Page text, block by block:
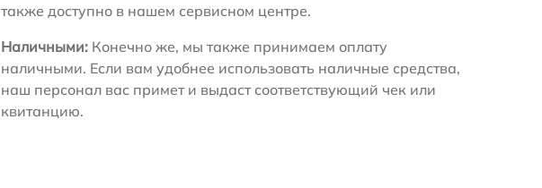
также доступно в нашем сервисном центре.
Наличными: Конечно же, мы также принимаем оплату
наличными. Если вам удобнее использовать наличные средства,
наш персонал вас примет и выдаст соответствующий чек или
квитанцию.